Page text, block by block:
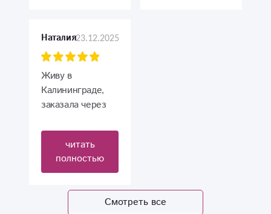
отзывчивые. Не
отказывали в
услуге даже в
конце рабочего
дня.
Наталия23.12.2025
Живу в
Калининграде,
заказала через
поздравить
дорогую
мамочку. Букет
собрали
шикарный!
Спасибо девочки!
читать
полностью
Смотреть все